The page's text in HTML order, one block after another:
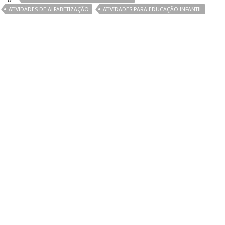
ATIVIDADES DE ALFABETIZAÇÃO
ATIVIDADES PARA EDUCAÇÃO INFANTIL